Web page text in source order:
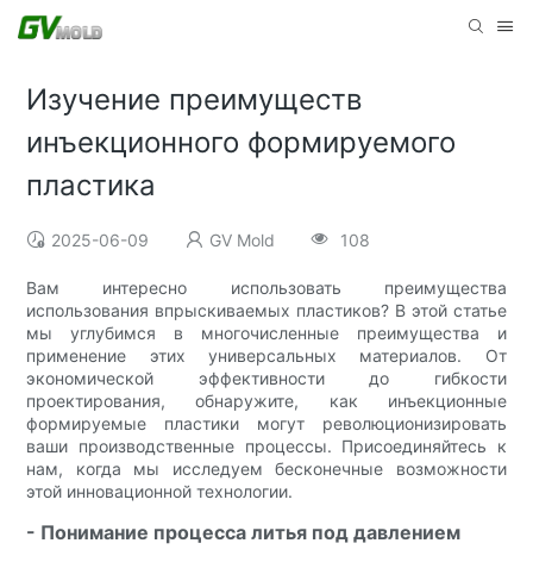
Изучение преимуществ
инъекционного формируемого
пластика
2025-06-09 GV Mold 108
Вам интересно использовать преимущества
использования впрыскиваемых пластиков? В этой статье
мы углубимся в многочисленные преимущества и
применение этих универсальных материалов. От
экономической эффективности до гибкости
проектирования, обнаружите, как инъекционные
формируемые пластики могут революционизировать
ваши производственные процессы. Присоединяйтесь к
нам, когда мы исследуем бесконечные возможности
этой инновационной технологии.
- Понимание процесса литья под давлением